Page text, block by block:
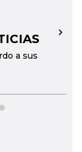
a sus
→